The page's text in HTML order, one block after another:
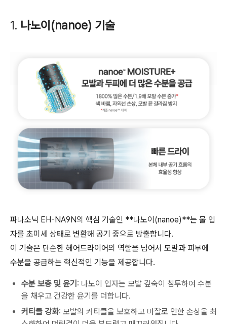
1. 나노이(nanoe) 기술
파나소닉 EH-NA9N의 핵심 기술인 **나노이(nanoe)**는 물 입
자를 초미세 상태로 변환해 공기 중으로 방출합니다.
이 기술은 단순한 헤어드라이어의 역할을 넘어서 모발과 피부에
수분을 공급하는 혁신적인 기능을 제공합니다.
수분 보충 및 윤기 : 나노이 입자는 모발 깊숙이 침투하여 수분
을 채우고 건강한 윤기를 더합니다.
커티클 강화: 모발의 커티클을 보호하고 마찰로 인한 손상을 최